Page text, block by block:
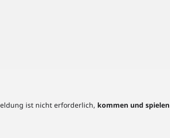
ist nicht erforderlich, kommen und spielen